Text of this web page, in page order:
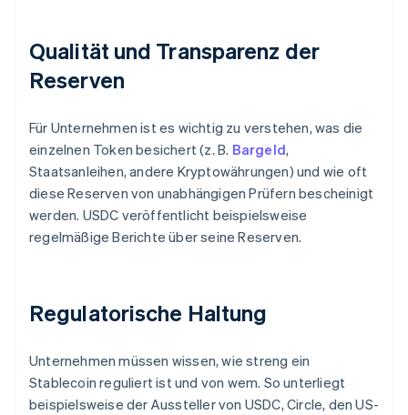
Qualität und Transparenz der
Reserven
Für Unternehmen ist es wichtig zu verstehen, was die
einzelnen Token besichert (z. B. Bargeld,
Staatsanleihen, andere Kryptowährungen) und wie oft
diese Reserven von unabhängigen Prüfern bescheinigt
werden. USDC veröffentlicht beispielsweise
regelmäßige Berichte über seine Reserven.
Regulatorische Haltung
Unternehmen müssen wissen, wie streng ein
Stablecoin reguliert ist und von wem. So unterliegt
beispielsweise der Aussteller von USDC, Circle, den US-